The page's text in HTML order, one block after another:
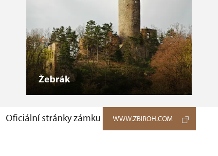
Žebrák
Oficiální stránky zámku WWW.ZBIROH.COM